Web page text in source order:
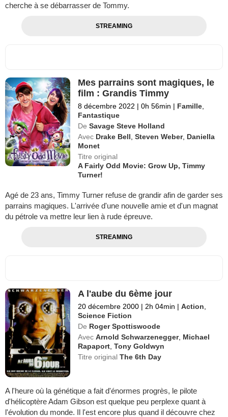
cherche à se débarrasser de Tommy.
STREAMING
Mes parrains sont magiques, le
film : Grandis Timmy
8 décembre 2022 | 0h 56min | Famille
Fantastique
De Savage Steve Holland
Avec Drake Bell ,Steven Weber, Daniella
Monet
Titre original
A Fairly Odd Movie: Grow Up, Timmy
Turner!
Agé de 23 ans, Timmy Turner refuse de grandir afin de garder ses
parrains magiques. L'arrivée d'une nouvelle amie et d'un magnat
du pétrole va mettre leur lien à rude épreuve.
STREAMING
A l'aube du 6ème jour
20 décembre 2000 | 2h 04min | Action
Science Fiction
De Roger Spottiswoode
Avec Arnold Schwarzenegger, Michael
Rapaport ,Tony Goldwyn
Titre originalThe 6th Day
A l'heure où la génétique a fait d'énormes progrès, le pilote
d'hélicoptère Adam Gibson est quelque peu perplexe quant à
l'évolution du monde. Il l'est encore plus quand il découvre chez